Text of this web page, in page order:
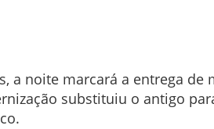
a noite marcará a entrega
substituiu o antigo